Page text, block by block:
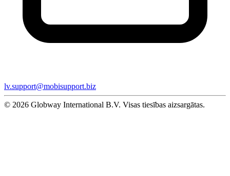
lv.support@mobisupport.biz
© 2026 Globway International B.V. Visas tiesības aizsargātas.